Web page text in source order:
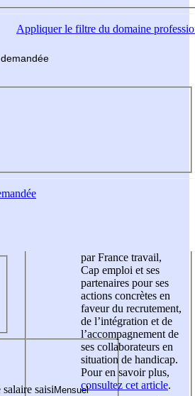
Appliquerle filtre du domaine
demandée
saisi
par France travail,
Cap emploi et ses
partenaires pour ses
actions concrètes en
faveur du recrutement,
de l’intégration et de
l’accompagnement de
ses collaborateurs en
situation de handicap.
Pour en savoir plus,
consultez cet article.